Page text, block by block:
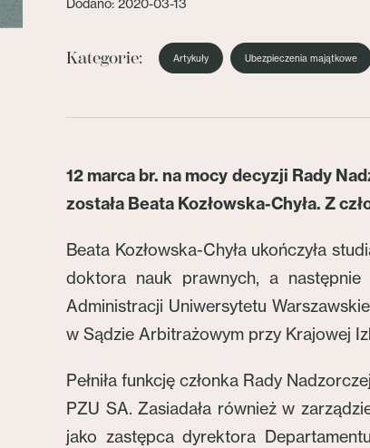
Dodano: 2020-03-13
Kategorie: Artykuły Ubezpieczenia majątkowe
12 marca br. na mocy decyzji Rady
została Beata Kozłowska-Chyła. Z
Beata Kozłowska-Chyła ukończyła
doktora nauk prawnych, a
Administracji Uniwersytetu
w Sądzie Arbitrażowym przy Krajowej
Pełniła funkcję członka Rady
PZU SA. Zasiadała również w
jako zastępca dyrektora